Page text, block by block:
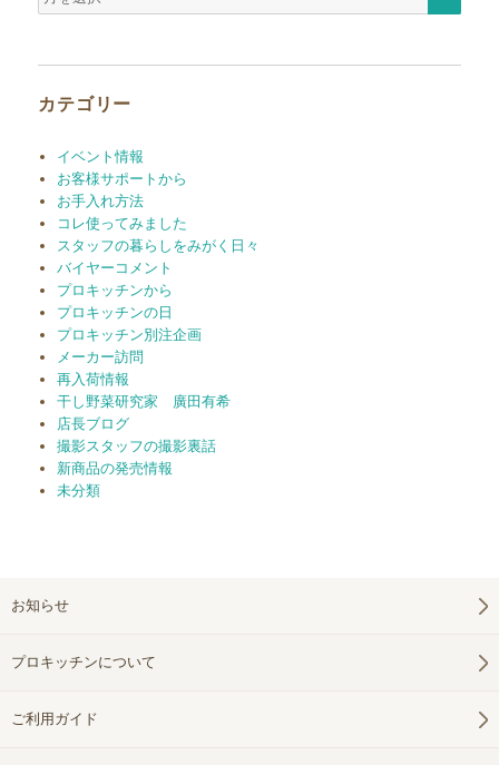
ー
カテゴリー
イベント情報
お客様サポートから
お手入れ方法
コレ使ってみました
スタッフの暮らしをみがく日々
バイヤーコメント
プロキッチンから
プロキッチンの日
プロキッチン別注企画
メーカー訪問
再入荷情報
干し野菜研究家 廣田有希
店長ブログ
撮影スタッフの撮影裏話
新商品の発売情報
未分類
お知らせ
プロキッチンについて
ご利用ガイド